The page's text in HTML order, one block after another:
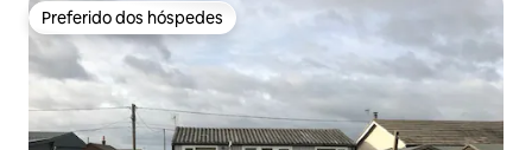
Preferido dos hóspedes
Preferido dos hóspedes